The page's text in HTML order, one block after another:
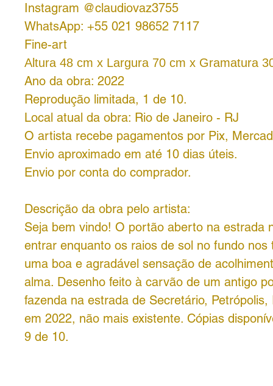
Instagram @claudiovaz3755
WhatsApp: +55 021 98652 7117
Fine-art
Altura 48 cm x Largura 70 cm x Gramatura
Ano da obra: 2022
Reprodução limitada, 1 de 10.
Local atual da obra: Rio de Janeiro - RJ
O artista recebe pagamentos por Pix,
Envio aproximado em até 10 dias úteis.
Envio por conta do comprador.
Descrição da obra pelo artista:
Seja bem vindo! O portão aberto na estrada
entrar enquanto os raios de sol no fundo nos
uma boa e agradável sensação de
alma. Desenho feito à carvão de um antigo
fazenda na estrada de Secretário, Petrópolis,
em 2022, não mais existente. Cópias
9 de 10.